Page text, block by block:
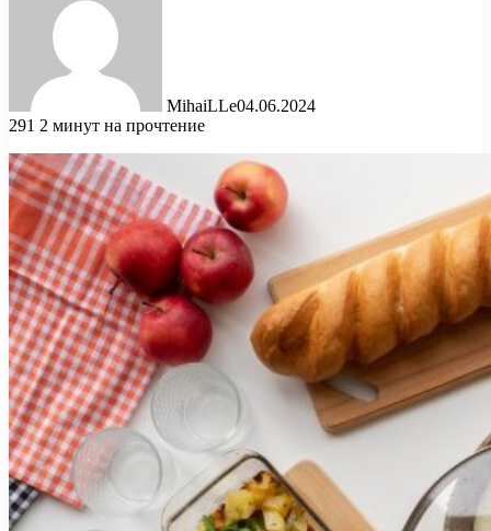
MihaiLLe04.06.2024
291 2 минут на прочтение